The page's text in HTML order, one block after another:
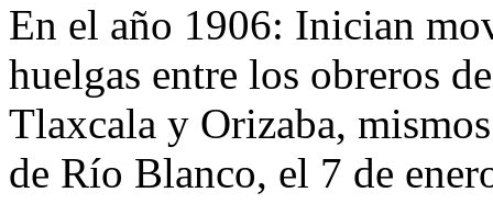
En el año 1906: Inician
huelgas entre los obreros
Tlaxcala y Orizaba,
de Río Blanco, el 7 de